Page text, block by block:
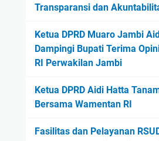
Transparansi dan
Ketua DPRD Muaro Jambi
Dampingi Bupati Terima
RI Perwakilan Jambi
Ketua DPRD Aidi Hatta
Bersama Wamentan RI
Fasilitas dan Pelayanan